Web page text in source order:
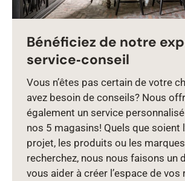
Bénéficiez de notre
service‑conseil
Vous n’êtes pas certain de votre
avez besoin de conseils? Nous
également un service
nos 5 magasins! Quels que soient
projet, les produits ou les
recherchez, nous nous faisons un
vous aider à créer l’espace de vos